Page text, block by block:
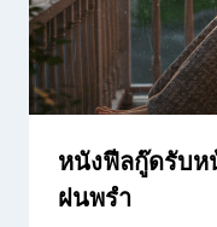
หนังฟีลกู๊ดรับห
ฝนพรำ